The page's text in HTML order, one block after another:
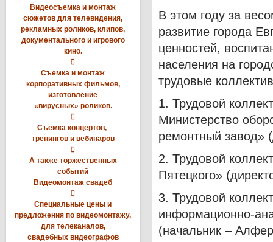
Видеосъемка и монтаж
сюжетов для телевидения,
рекламных роликов, клипов,
документального и игрового
кино.

Съемка и монтаж
корпоративных фильмов,
изготовление
«вирусных» роликов.

Съемка концертов,
тренингов и вебинаров

А также торжественных
событий
Видеомонтаж свадеб

Специальные цены и
предложения по видеомонтажу,
для телеканалов,
свадебных видеографов
В этом году за
развитие города
ценностей,
населения на
трудовые
1. Трудовой
Министерство
ремонтный завод»
2. Трудовой
Пятецкого»
3. Трудовой
информационно-
(начальник –